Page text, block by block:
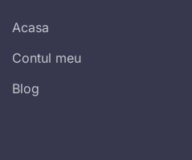
Acasa
Contul meu
Blog